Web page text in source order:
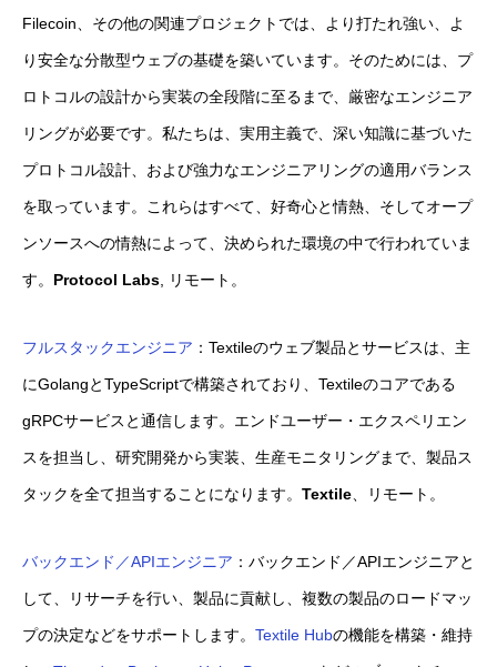
Filecoin、その他の関連プロジェクトでは、より打たれ強い、よ
り安全な分散型ウェブの基礎を築いています。そのためには、プ
ロトコルの設計から実装の全段階に至るまで、厳密なエンジニア
リングが必要です。私たちは、実用主義で、深い知識に基づいた
プロトコル設計、および強力なエンジニアリングの適用バランス
を取っています。これらはすべて、好奇心と情熱、そしてオープ
ンソースへの情熱によって、決められた環境の中で行われていま
す。 Protocol Labs , リモート。
フルスタックエンジニア ：Textileのウェブ製品とサービスは、主
にGolangとTypeScriptで構築されており、Textileのコアである
gRPCサービスと通信します。エンドユーザー・エクスペリエン
スを担当し、研究開発から実装、生産モニタリングまで、製品ス
タックを全て担当することになります。 Textile 、リモート。
バックエンド／APIエンジニア ：バックエンド／APIエンジニアと
して、リサーチを行い、製品に貢献し、複数の製品のロードマッ
プの決定などをサポートします。 Textile Hubの機能を構築・維持